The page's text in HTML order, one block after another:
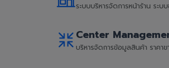
ระบบบริหารจัดการหน้าร้าน ระ
Center
บริหารจัดการข้อมูลสินค้า ราคา